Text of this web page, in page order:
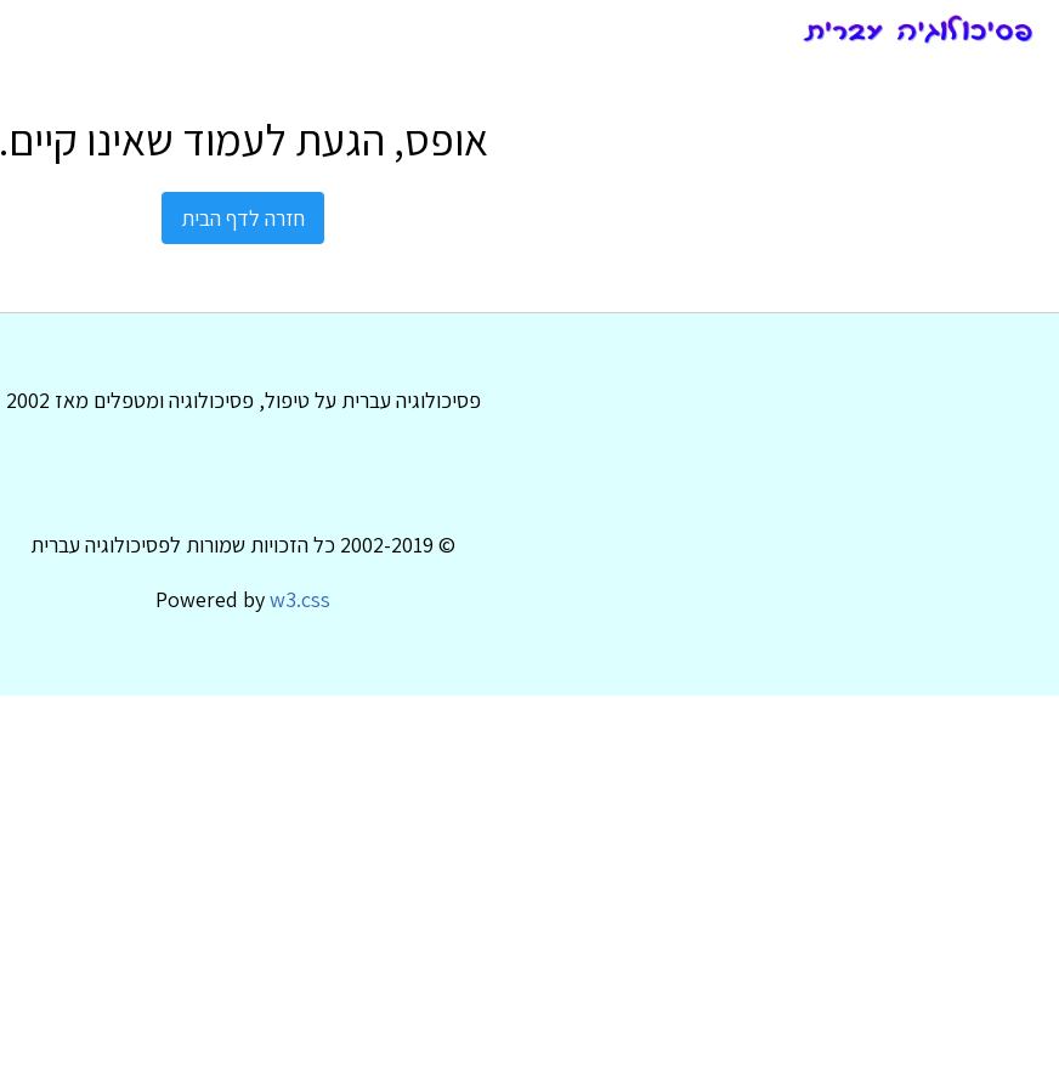
אופס, הגעת לעמוד שאינו קיים.
חזרה לדף הבית
פסיכולוגיה עברית על טיפול, פסיכולוגיה ומטפלים מאז 2002
© 2002-2019 כל הזכויות שמורות לפסיכולוגיה עברית
Powered byw3.css